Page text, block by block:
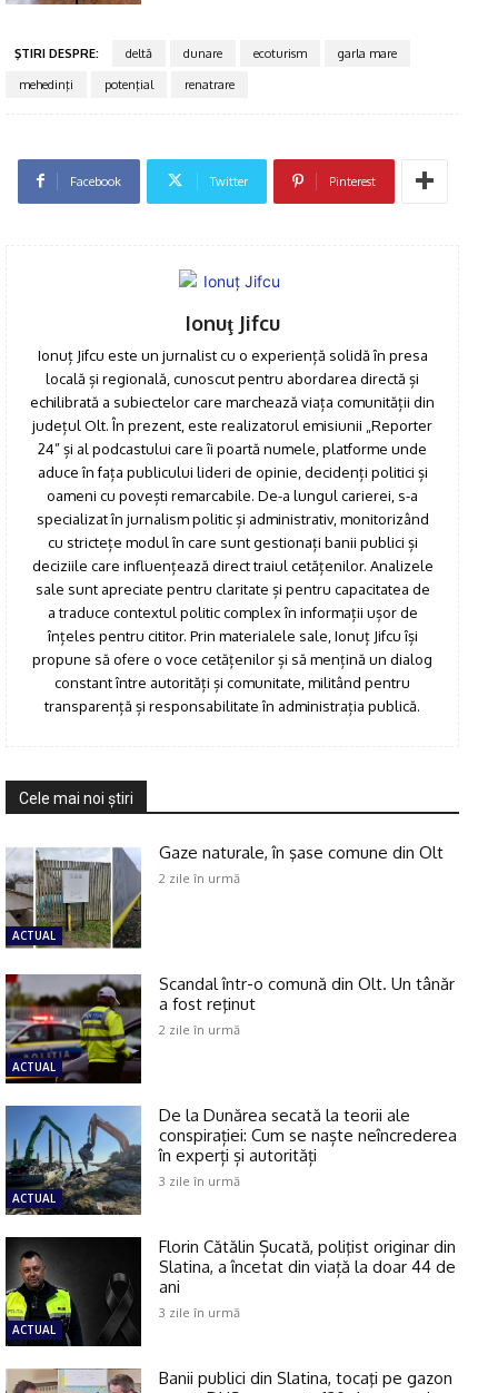
ŞTIRI DESPRE: deltă dunare ecoturism
garla mare
mehedinţi
potenţial renatrare
Facebook Twitter Pinterest
Ionuţ Jifcu
Ionuț Jifcu este un jurnalist cu o experiență solidă în presa
locală și regională, cunoscut pentru abordarea directă și
echilibrată a subiectelor care marchează viața comunității din
județul Olt. În prezent, este realizatorul emisiunii „Reporter
24” și al podcastului care îi poartă numele, platforme unde
aduce în fața publicului lideri de opinie, decidenți politici și
oameni cu povești remarcabile. De-a lungul carierei, s-a
specializat în jurnalism politic și administrativ, monitorizând
cu strictețe modul în care sunt gestionați banii publici și
deciziile care influențează direct traiul cetățenilor. Analizele
sale sunt apreciate pentru claritate și pentru capacitatea de
a traduce contextul politic complex în informații ușor de
înțeles pentru cititor. Prin materialele sale, Ionuț Jifcu își
propune să ofere o voce cetățenilor și să mențină un dialog
constant între autorități și comunitate, militând pentru
transparență și responsabilitate în administrația publică.
Cele mai noi ştiri
ACTUAL
Gaze naturale, în şase comune din Olt
2 zile în urmă
ACTUAL
Scandal într-o comună din Olt. Un tânăr
a fost reţinut
2 zile în urmă
ACTUAL
De la Dunărea secată la teorii ale
conspirației: Cum se naște neîncrederea
în experți și autorități
3 zile în urmă
ACTUAL
Florin Cătălin Șucată, poliţist originar din
Slatina, a încetat din viață la doar 44 de
ani
3 zile în urmă
Banii publici din Slatina, tocaţi pe gazon